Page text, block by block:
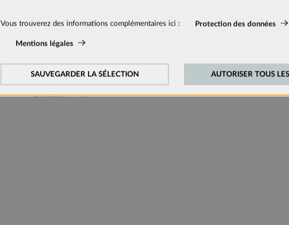
Cookies techniques:
Afin d’améliorer constamment notre site web, nous analysons le comportement de nos
nous utilisons des cookies de suivi pour Google Analytics (en partie par l’intermédiaire
Vous trouverez des informations complémentaires ici : Protection des données
Mentions légales
SAUVEGARDER LA SÉLECTION AUTORISER TOUS
Hauteur: 2016 mm
Largeur: 600 mm
Charnières: Droite
Planification: N